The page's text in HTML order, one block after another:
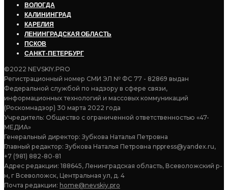
ВОЛОГДА
КАЛИНИНГРАД
КАРЕЛИЯ
ЛЕНИНГРАДСКАЯ ОБЛАСТЬ
ПСКОВ
САНКТ-ПЕТЕРБУРГ
©2022 NEVSKIY.PRO
Регистрационный номер СМИ ЭЛ № ФС 77 - 82869 выдан
Федеральной службой по надзору в сфере связи,
информационных технологий и массовых коммуникаций
(Роскомнадзор) 30 марта 2022 года
Учредитель: Общество с ограниченной ответственностью «47-
МЕДИА»
Генеральный директор: Зубкова Наталья Петровна
Главный редактор: Зубкова Наталья Петровна nppress@yandex.ru,
+7 (981) 882-80-81
Адрес редакции: 188645, Ленинградская область, Всеволожский р-
н, г Всеволожск, Центральная ул, д. 4
Почта редакции: home@nevskiy.pro